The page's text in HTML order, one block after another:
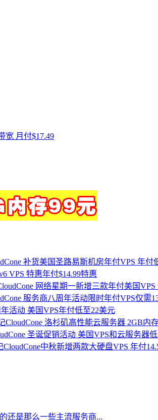
宽 月付$17.49
补货美国圣路易斯机房年付VPS 年付
VPS 特惠年付$14.99特惠
网络星期一新增三款年付美国
服务商八周年活动限时年付VPS仅需
年活动 美国VPS年付低至22美元
CloudCone 洛杉矶高性能云服务器 2GB内
圣诞促销活动 美国VPS和云服务器
CloudCone中秋新增两款大硬盘VPS 年付
还是那么一些主流服务商...